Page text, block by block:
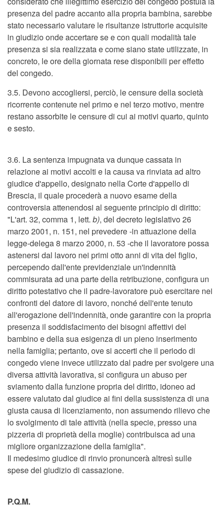
presenza del padre accanto alla propria bambina, sarebbe
stato necessario valutare le risultanze istruttorie acquisite
in giudizio onde accertare se e con quali modalità tale
presenza si sia realizzata e come siano state utilizzate, in
concreto, le ore della giornata rese disponibili per effetto
del congedo.
3.5. Devono accogliersi, perciò, le censure della società
ricorrente contenute nel primo e nel terzo motivo, mentre
restano assorbite le censure di cui ai motivi quarto, quinto
e sesto.
3.6. La sentenza impugnata va dunque cassata in
relazione ai motivi accolti e la causa va rinviata ad altro
giudice d'appello, designato nella Corte d'appello di
Brescia, il quale procederà a nuovo esame della
controversia attenendosi al seguente principio di diritto:
"L'art. 32, comma 1, lett. b), del decreto legislativo 26
marzo 2001, n. 151, nel prevedere -in attuazione della
legge-delega 8 marzo 2000, n. 53 -che il lavoratore possa
astenersi dal lavoro nei primi otto anni di vita del figlio,
percependo dall'ente previdenziale un'indennità
commisurata ad una parte della retribuzione, configura un
diritto potestativo che il padre-lavoratore può esercitare nei
confronti del datore di lavoro, nonché dell'ente tenuto
all'erogazione dell'indennità, onde garantire con la propria
presenza il soddisfacimento dei bisogni affettivi del
bambino e della sua esigenza di un pieno inserimento
nella famiglia; pertanto, ove si accerti che il periodo di
congedo viene invece utilizzato dal padre per svolgere una
diversa attività lavorativa, si configura un abuso per
sviamento dalla funzione propria del diritto, idoneo ad
essere valutato dal giudice ai fini della sussistenza di una
giusta causa di licenziamento, non assumendo rilievo che
lo svolgimento di tale attività (nella specie, presso una
pizzeria di proprietà della moglie) contribuisca ad una
migliore organizzazione della famiglia".
Il medesimo giudice di rinvio pronuncerà altresì sulle
spese del giudizio di cassazione.
P.Q.M.